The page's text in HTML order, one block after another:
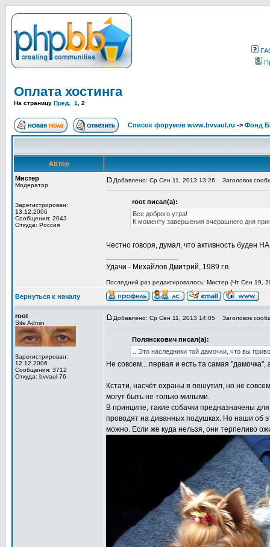
Оплата хостинга
На страницу Пред. 1 2
Список форумов www.bvvaul.ru -> Фонд
Автор
Мистер
Модератор
Зарегистрирован:
13.12.2006
Сообщения: 2043
Откуда: Россия
Добавлено: Ср Сен 11, 2013 13:26 Заголовок
root писал(а):
Все доброго утра!
К моменту завершения вчерашнего дня
Честно говоря, думал, что активность буден
Удачи - Михайлов Дмитрий, 1989 г.в.
Последний раз редактировалось: Мистер (Чт Сен 19,
Вернуться к началу
root
Site Admin
Зарегистрирован:
12.12.2006
Сообщения: 3712
Откуда: bvvaul-76
Добавлено: Ср Сен 11, 2013 14:05 Заголовок
Полянскович писал(а):
...Это наследники той дамочки, что вы
Не совсем... первая и есть та самая
Кстати, насчёт охраны я пошутил, но не
могут быть не только милыми.
В принципе, такие собачки предназначены
проводят на диванных подушках. Но наши об
можно. Если же куда нельзя, они терпеливо